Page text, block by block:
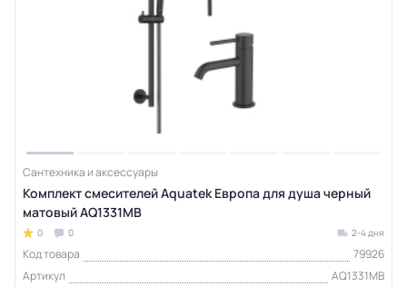
Сантехника и аксессуары
Комплект смесителей Aquatek Европа для душа черный
матовый AQ1331MB
0 0 2-4 дня
Код товара
79926
Артикул
AQ1331MB